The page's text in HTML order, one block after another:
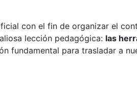
con el fin de organizar el
lección pedagógica: las
fundamental para trasladar a